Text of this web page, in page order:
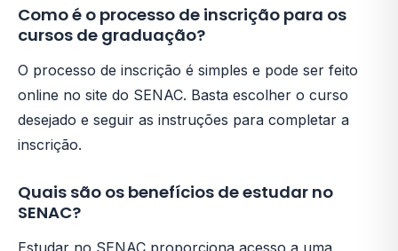
Como é o processo de inscrição para os
cursos de graduação?
O processo de inscrição é simples e pode ser feito
online no site do SENAC. Basta escolher o curso
desejado e seguir as instruções para completar a
inscrição.
Quais são os benefícios de estudar no
SENAC?
Estudar no SENAC proporciona acesso a uma